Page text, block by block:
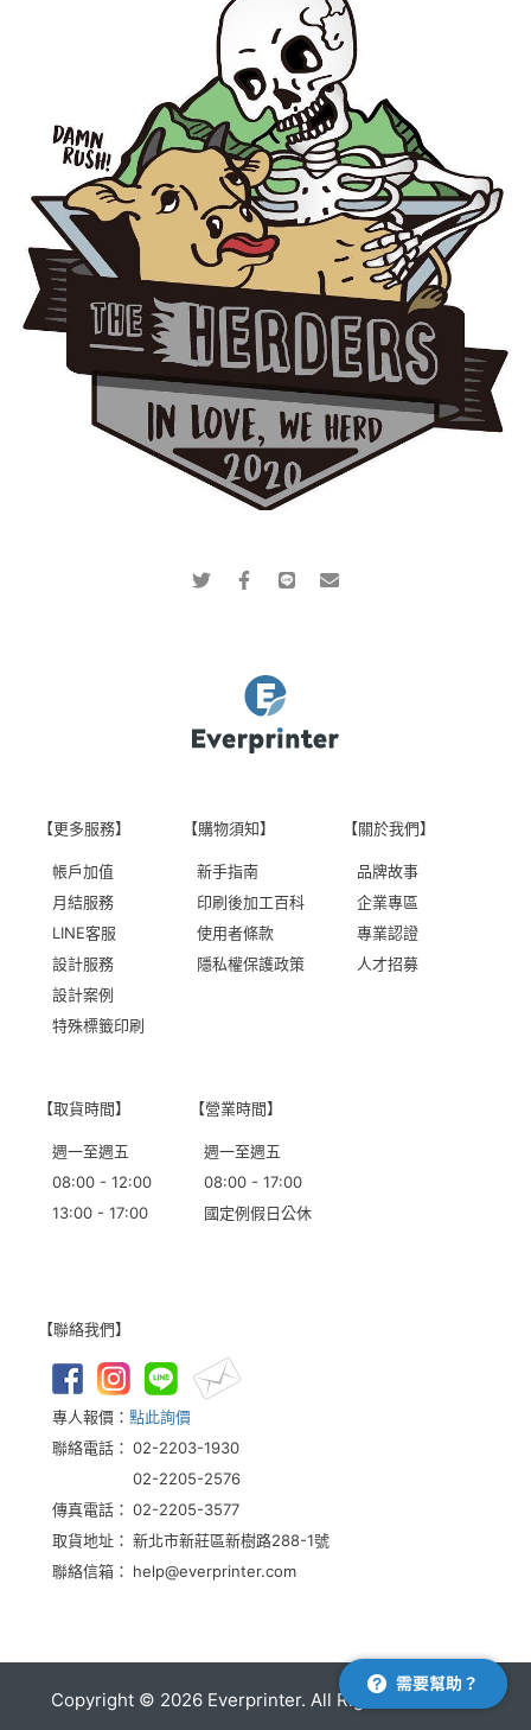
【更多服務】
帳戶加值
月結服務
LINE客服
設計服務
設計案例
特殊標籤印刷
【購物須知】
新手指南
印刷後加工百科
使用者條款
隱私權保護政策
【關於我們】
品牌故事
企業專區
專業認證
人才招募
【取貨時間】
週一至週五
08:00 - 12:00
13:00 - 17:00
【營業時間】
週一至週五
08:00 - 17:00
國定例假日公休
【聯絡我們】
專人報價： 點此詢價
聯絡電話： 02-2203-1930
02-2205-2576
傳真電話： 02-2205-3577
取貨地址： 新北市新莊區新樹路288-1號
聯絡信箱： help@everprinter.com
Copyright © 2026 Everprinter. All Rights Reserved.